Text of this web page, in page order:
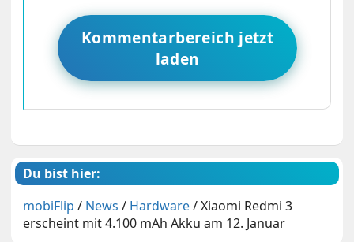
Kommentarbereich jetzt
laden
Du bist hier:
mobiFlip / News / Hardware/Xiaomi Redmi 3
erscheint mit 4.100 mAh Akku am 12. Januar